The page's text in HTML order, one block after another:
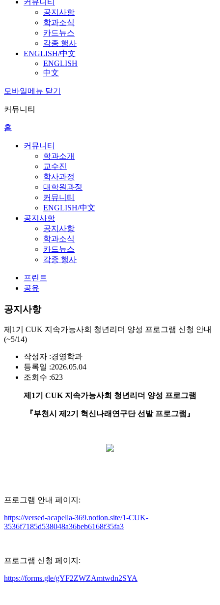
공지사항
학과소식
카드뉴스
각종 행사
ENGLISH/中文
ENGLISH
中文
모바일메뉴 닫기
커뮤니티
홈
커뮤니티
학과소개
교수진
학사과정
대학원과정
커뮤니티
ENGLISH/中文
공지사항
공지사항
학과소식
카드뉴스
각종 행사
프린트
공유
공지사항
제1기 CUK 지속가능사회 청년리더 양성 프로그램 신청 안내
(~5/14)
작성자 :경영학과
등록일 :2026.05.04
조회수 :623
제 1기 CUK 지속가능사회 청년리더 양성 프로그램
『부천시 제 2기 혁신나래연구단 선발 프로그램 』
프로그램 안내 페이지 :
https://versed-acapella-369.notion.site/1-CUK-
3536f7185d538048a36beb6168f35fa3
프로그램 신청 페이지 :
https://forms.gle/gYF2ZWZAmtwdn2SYA